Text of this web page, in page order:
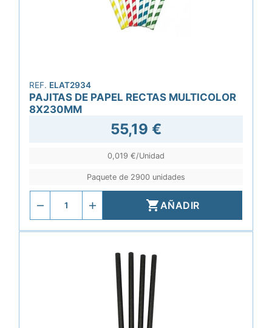
REF. ELAT2934
PAJITAS DE PAPEL RECTAS MULTICOLOR
8X230MM
55,19 €
0,019 €/Unidad
Paquete de 2900 unidades
AÑADIR